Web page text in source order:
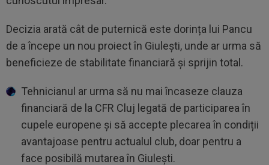
Decizia arată cât de puternică este dorința lui Pancu
de a începe un nou proiect în Giulești, unde ar urma să
beneficieze de stabilitate financiară și sprijin total.
Tehnicianul ar urma să nu mai încaseze clauza
financiară de la CFR Cluj legată de participarea în
cupele europene și să accepte plecarea în condiții
avantajoase pentru actualul club, doar pentru a
face posibilă mutarea în Giulești.